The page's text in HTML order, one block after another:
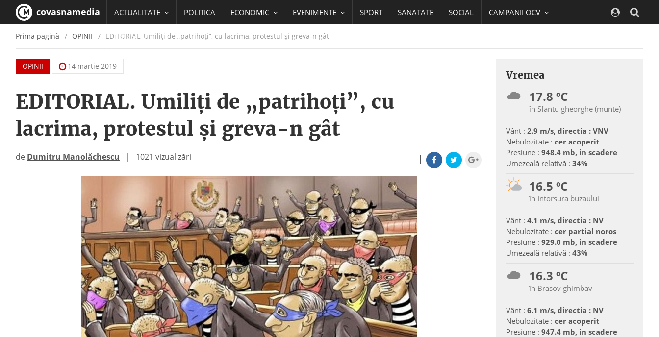
covasnamedia ACTUALITATE POLITICA ECONOMIC EVENIMENTE SPORT SANATATE SOCIAL CAMPANII OCV
EDUCATIE
Prima pagină OPINII EDITORIAL. Umiliţi de „patrihoţi”, cu lacrima, protestul şi greva-n gât
OPINII 14 martie 2019
EDITORIAL. Umiliţi de „patrihoţi”, cu
lacrima, protestul şi greva-n gât
|
de Dumitru Manolăchescu | 1021 vizualizări
Vremea
17.8 ºC
în Sfantu gheorghe (munte)
Vânt : 2.9 m/s, directia : VNV
Nebulozitate : cer acoperit
Presiune : 948.4 mb, in scadere
Umezeală relativă : 34%
16.5 ºC
în Intorsura buzaului
Vânt : 4.1 m/s, directia : NV
Nebulozitate : cer partial noros
Presiune : 929.0 mb, in scadere
Umezeală relativă : 43%
16.3 ºC
în Brasov ghimbav
Vânt : 6.1 m/s, directia : NV
Nebulozitate : cer acoperit
Presiune : 947.4 mb, in scadere